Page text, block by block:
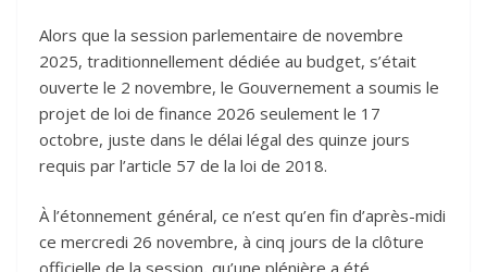
Alors que la session parlementaire de novembre
2025, traditionnellement dédiée au budget, s’était
ouverte le 2 novembre, le Gouvernement a soumis le
projet de loi de finance 2026 seulement le 17
octobre, juste dans le délai légal des quinze jours
requis par l’article 57 de la loi de 2018.
À l’étonnement général, ce n’est qu’en fin d’après-midi
ce mercredi 26 novembre, à cinq jours de la clôture
officielle de la session, qu’une plénière a été